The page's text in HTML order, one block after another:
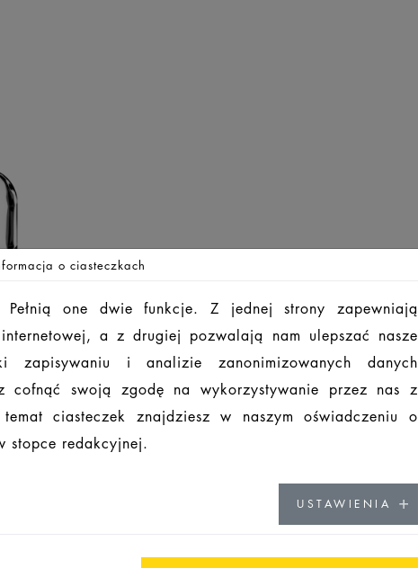
o ciasteczkach
one dwie funkcje. Z jednej strony zapewniają
a z drugiej pozwalają nam ulepszać nasze
i analizie zanonimizowanych danych
cofnąć swoją zgodę na wykorzystywanie przez nas z
ciasteczek znajdziesz w naszym oświadczeniu o
stopce redakcyjnej.
USTAWIENIA